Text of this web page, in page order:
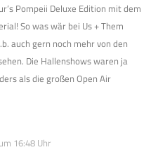
Pompeii Deluxe Edition mit dem
So was wär bei Us + Them
auch gern noch mehr von den
Die Hallenshows waren ja
als die großen Open Air
16:48 Uhr